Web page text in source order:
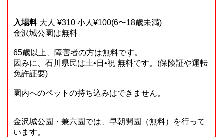
入場料大人 ¥310 小人¥100(6〜18歳未満)
金沢城公園は無料
65歳以上、障害者の方は無料です。
因みに、石川県民は土•日•祝 無料です。(保険証や運転
免許証要)
園内へのペットの持ち込みはできません。
金沢城公園・兼六園では、早朝開園（無料）を行って
います。